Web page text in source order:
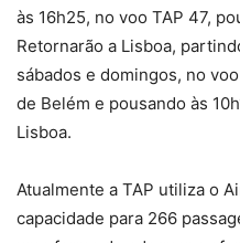
às 16h25, no voo TAP 47,
Retornarão a Lisboa,
sábados e domingos, no
de Belém e pousando às
Lisboa.
Atualmente a TAP utiliza o
capacidade para 266